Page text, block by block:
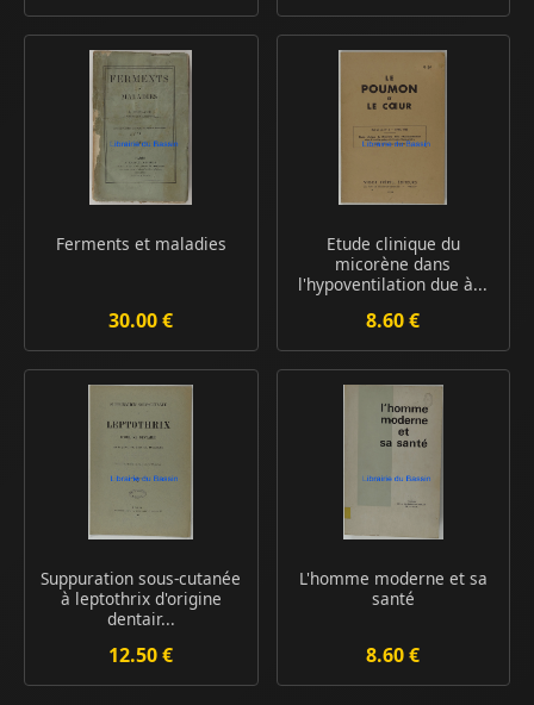
Ferments et maladies
30.00 €
Etude clinique du
micorène dans
l'hypoventilation due à...
8.60 €
Suppuration sous-cutanée
à leptothrix d'origine
dentair...
12.50 €
L'homme moderne et sa
santé
8.60 €